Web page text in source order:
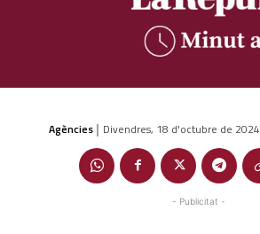
Agències | Divendres, 18 d'octubre de 2024
- Publicitat -